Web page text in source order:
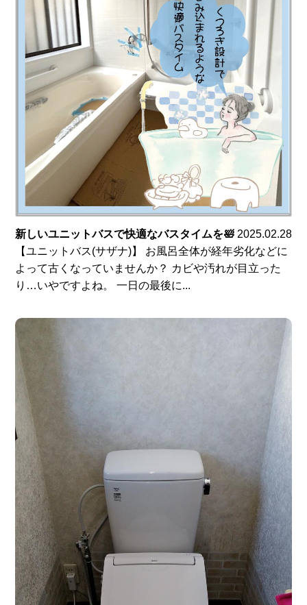
新しいユニットバスで快適なバスタイムを🛀 2025.02.28
【ユニットバス(サザナ)】 お風呂全体が経年劣化などに
よって古くなっていませんか？ カビや汚れが目立った
り…いやですよね。 一日の最後に...